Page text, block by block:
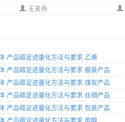
王昊扬
产品碳足迹量化方法与要求 乙烯
产品碳足迹量化方法与要求 服装产品
产品碳足迹量化方法与要求 煤炭产品
产品碳足迹量化方法与要求 丝绸产品
产品碳足迹量化方法与要求 包装产品
产品碳足迹量化方法与要求 甲醇